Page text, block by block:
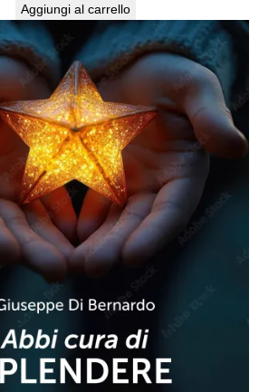
Aggiungi al carrello